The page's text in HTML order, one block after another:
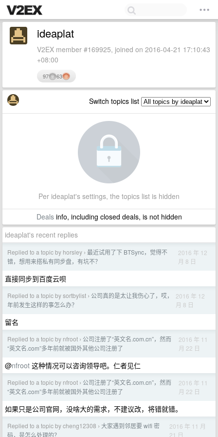
ideaplat
V2EX member #169925, joined on 2016-04-21 17:10:43
+08:00
97 63
Switch topics list
Per ideaplat's settings, the topics list is hidden
Dealsinfo, including closed deals, is not hidden
ideaplat's recent replies
Replied to a topic by horsley › 最近试用了下 BTSync，觉得不
错，想用来搭私有同步盘，有坑不？
2016 年 12
月 8 日
直接同步到百度云呗
Replied to a topic by sortbylist › 公司真的是太让我伤心了，哎，
年前发生这样的事怎么办？
2016 年 12
月 8 日
留名
Replied to a topic by nfroot › 公司注册了“英文名.com.cn”，然而
“英文名.com”多年前就被国外其他公司注册了
2016 年 11
月 22 日
@nfroot 这种情况可以咨询领导吧。仁者见仁
Replied to a topic by nfroot › 公司注册了“英文名.com.cn”，然而
“英文名.com”多年前就被国外其他公司注册了
2016 年 11
月 22 日
如果只是公司官网，没啥大的需求，不建议改，将错就错。
Replied to a topic by cheng12308 › 大家遇到邻居要 wifi 密
码，是怎么处理的？
2016 年 11 月
21 日